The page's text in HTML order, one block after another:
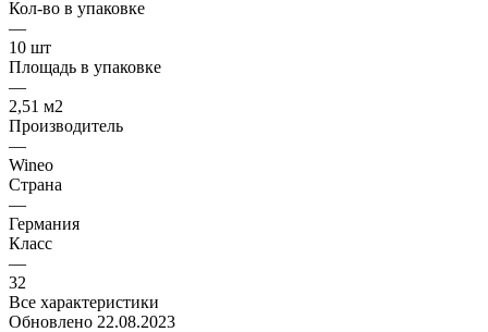
Кол-во в упаковке
—
10 шт
Площадь в упаковке
—
2,51 м2
Производитель
—
Wineo
Страна
—
Германия
Класс
—
32
Все характеристики
Обновлено 22.08.2023